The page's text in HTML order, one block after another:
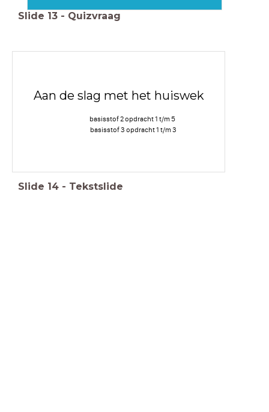
Slide 13 - Quizvraag
Aan de slag met het huiswek
basisstof 2 opdracht 1 t/m 5
basisstof 3 opdracht 1 t/m 3
Slide 14 - Tekstslide